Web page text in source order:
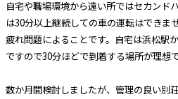
自宅や職場環境から遠い所ではセカンド
は30分以上継続しての車の運転はできま
疲れ問題によることです。自宅は浜松駅
ですので30分ほどで到着する場所が理想で
数か月間検討しましたが、管理の良い別